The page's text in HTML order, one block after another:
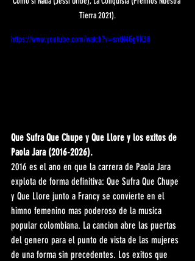
Tierra 2021).
https://www.youtube.com/watch?v=sntN4GgVK38
Que Sufra Que Chupe y Que Llore y los exitos de
Paola Jara (2016-2026).
2016 es el ano en que la carrera de Paola Jara
explota de forma definitiva: Que Sufra Que Chupe
y Que Llore junto a Francy se convierte en el
himno femenino mas poderoso de la musica
popular colombiana. La cancion abre las puertas
del genero para el punto de vista de las mujeres
de una forma sin precedentes. Los exitos que